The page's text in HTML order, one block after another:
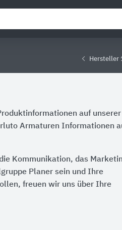
Hersteller
auf unserer
Armaturen Informationen
Kommunikation, das
Planer sein und Ihre
freuen wir uns über Ihre